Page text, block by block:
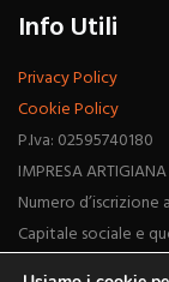
Info Utili
Privacy Policy
Cookie Policy
P.Iva: 02595740180
IMPRESA
Numero d’iscrizione
Capitale sociale e